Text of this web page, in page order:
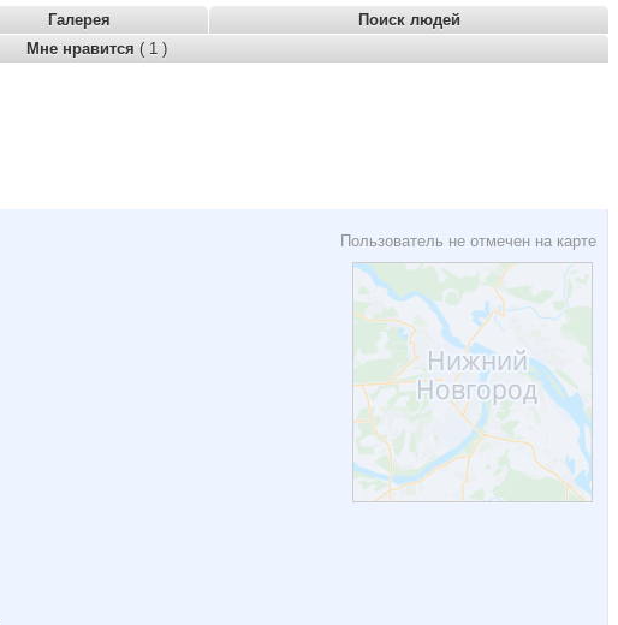
Галерея
Поиск людей
Мне нравится ( 1 )
Пользователь не отмечен на карте